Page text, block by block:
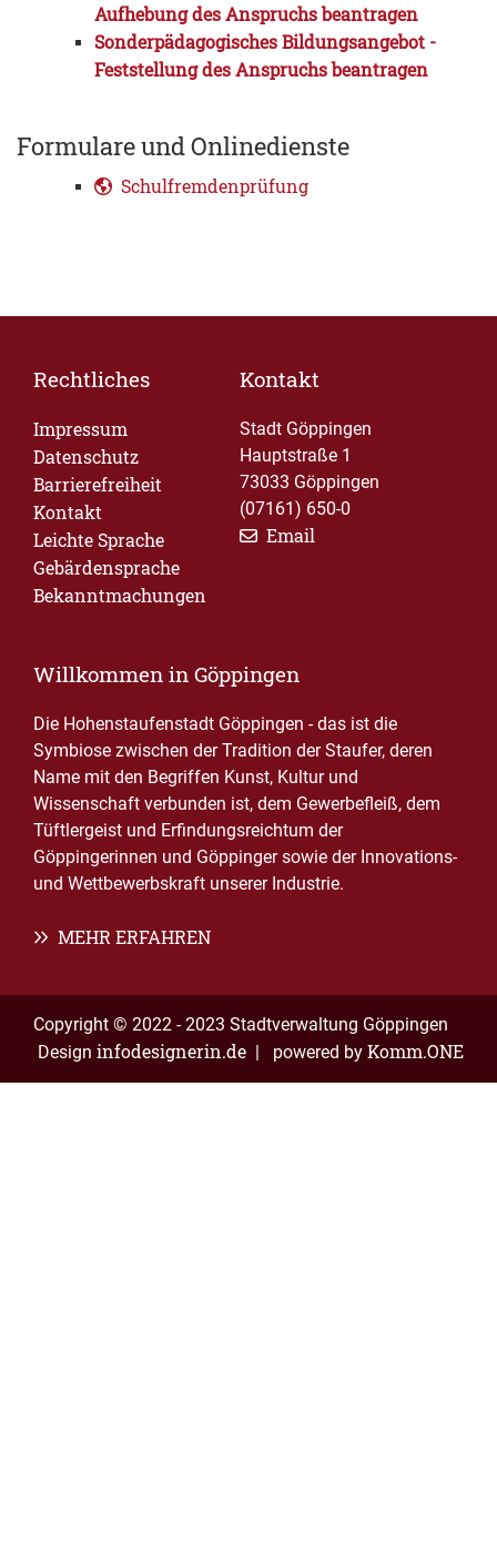
Aufhebung des Anspruchs beantragen
Sonderpädagogisches Bildungsangebot -
Feststellung des Anspruchs beantragen
Formulare und Onlinedienste
Schulfremdenprüfung
Rechtliches
Impressum
Datenschutz
Barrierefreiheit
Kontakt
Leichte Sprache
Gebärdensprache
Bekanntmachungen
Kontakt
Stadt Göppingen
Hauptstraße 1
73033 Göppingen
(07161) 650-0
Email
Willkommen in Göppingen
Die Hohenstaufenstadt Göppingen - das ist die
Symbiose zwischen der Tradition der Staufer, deren
Name mit den Begriffen Kunst, Kultur und
Wissenschaft verbunden ist, dem Gewerbefleiß, dem
Tüftlergeist und Erfindungsreichtum der
Göppingerinnen und Göppinger sowie der Innovations-
und Wettbewerbskraft unserer Industrie.
MEHR ERFAHREN
Copyright © 2022 - 2023 Stadtverwaltung Göppingen
Design infodesignerin.de | powered by Komm.ONE